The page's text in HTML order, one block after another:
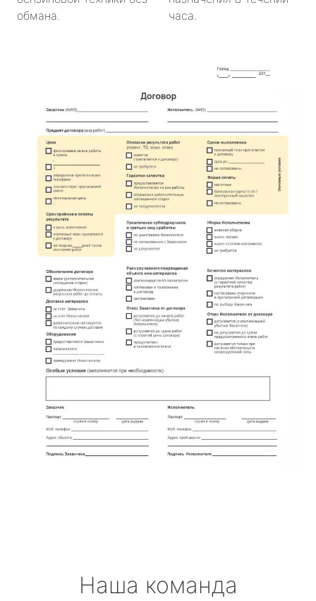
обмана.
часа.
Наша команда